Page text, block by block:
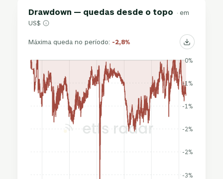
Drawdown — quedas desde o topo · em
US$
Máxima queda no período: -2,8%
-3%
-2%
-2%
-1%
-1%
0%